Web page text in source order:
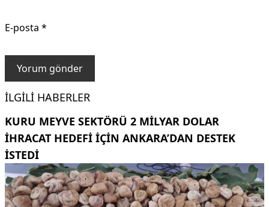
E-posta *
İLGILI HABERLER
KURU MEYVE SEKTÖRÜ 2 MILYAR DOLAR
IHRACAT HEDEFI IÇIN ANKARA’DAN DESTEK
ISTEDI